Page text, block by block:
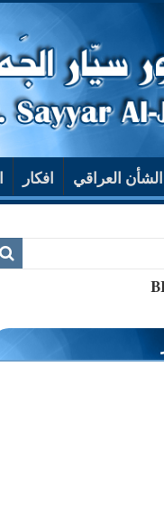
الشأن العراقي افكار